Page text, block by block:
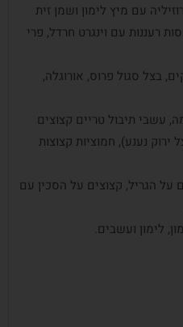
עם מיץ לימון ושמן זית
רעננות עם וינגרט חרדל, פרי
בצל סגול פרוס, אורוגלה,
עשבי תיבול טריים קצוצים
ירוק נענע), חמוציות קצוצות
על הגריל, קצוצים על הסכין עם
לימון ועשבים.